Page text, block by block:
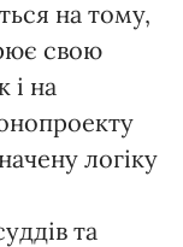
на тому,
свою
і на
логіку
та